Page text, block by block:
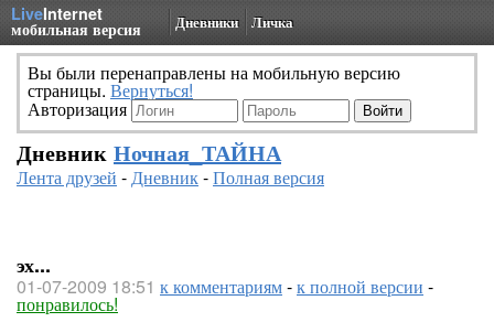
LiveInternet
мобильная версия Дневники Личка
Вы были перенаправлены на мобильную версию
страницы. Вернуться!
Авторизация
Дневник Ночная_ТАЙНА
Лента друзей -Дневник-Полная версия
эх...
01-07-2009 18:51 к комментариям-к полной версии -
понравилось!